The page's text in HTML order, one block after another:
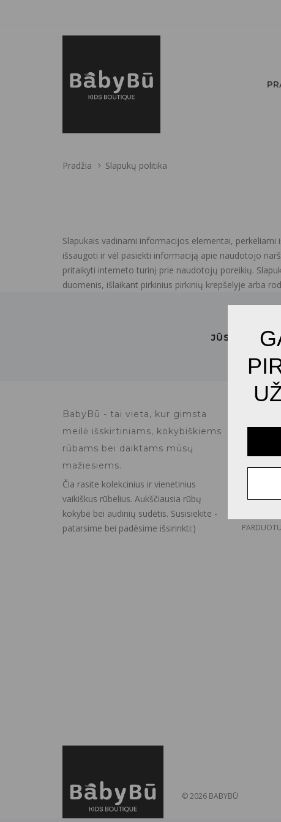
Pradžia Slapukų politika
Slapukais vadinami informacijos elementai,
išsaugoti ir vėl pasiekti informaciją apie naudotojo
pritaikyti interneto turinį prie naudotojų poreikių.
duomenis, išlaikant pirkinius pirkinių krepšelyje arba
JŪSŲ EL.
BabyBū - tai vieta, kur gimsta
meilė išskirtiniams, kokybiškiems
rūbams bei daiktams mūsų
mažiesiems.
Čia rasite kolekcinius ir vienetinius
vaikiškus rūbelius. Aukščiausia rūbų
kokybė bei audinių sudėtis. Susisiekite -
patarsime bei padėsime išsirinkti:)
PREKĖS
© 2026 BABYBŪ